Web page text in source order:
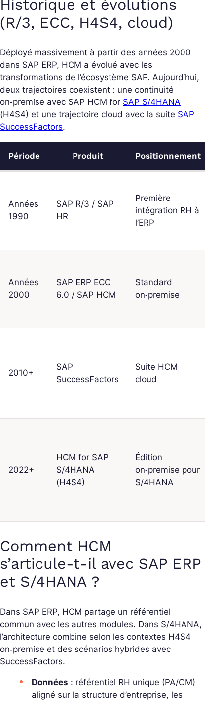
Historique et évolutions
(R/3, ECC, H4S4, cloud)
Déployé massivement à partir des années 2000
dans SAP ERP, HCM a évolué avec les
transformations de l’écosystème SAP. Aujourd’hui,
deux trajectoires coexistent : une continuité
on‑premise avec SAP HCM for SAP S/4HANA
(H4S4) et une trajectoire cloud avec la suite SAP
SuccessFactors.
Période Produit Positionnement
Années
1990
SAP R/3 / SAP
HR
Première
intégration RH à
l’ERP
Années
2000
SAP ERP ECC
6.0 / SAP HCM
Standard
on‑premise
2010+
SAP
SuccessFactors
Suite HCM
cloud
2022+
HCM for SAP
S/4HANA
(H4S4)
Édition
on‑premise pour
S/4HANA
Comment HCM
s’articule‑t‑il avec SAP ERP
et S/4HANA ?
Dans SAP ERP, HCM partage un référentiel
commun avec les autres modules. Dans S/4HANA,
l’architecture combine selon les contextes H4S4
on‑premise et des scénarios hybrides avec
SuccessFactors.
Données : référentiel RH unique (PA/OM)
aligné sur la structure d’entreprise, les